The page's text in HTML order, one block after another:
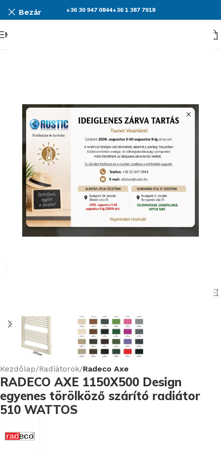
Bezár +36 30 947 0844+36 1 387 7918
Menü
Kezdőlap Radiátorok Radeco Axe
RADECO AXE 1150X500 Design
egyenes törölköző szárító radiátor
510 WATTOS